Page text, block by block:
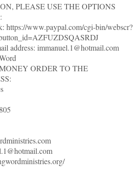
PLEASE USE THE OPTIONS
https://www.paypal.com/cgi-bin/webscr?
address: immanuel.1@hotmail.com
ORDER TO THE